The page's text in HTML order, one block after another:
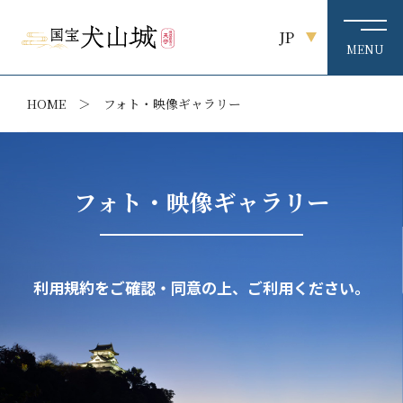
JP
HOME フォト・映像ギャラリー
フォト・映像ギャラリー
利用規約をご確認・同意の上、ご利用ください。